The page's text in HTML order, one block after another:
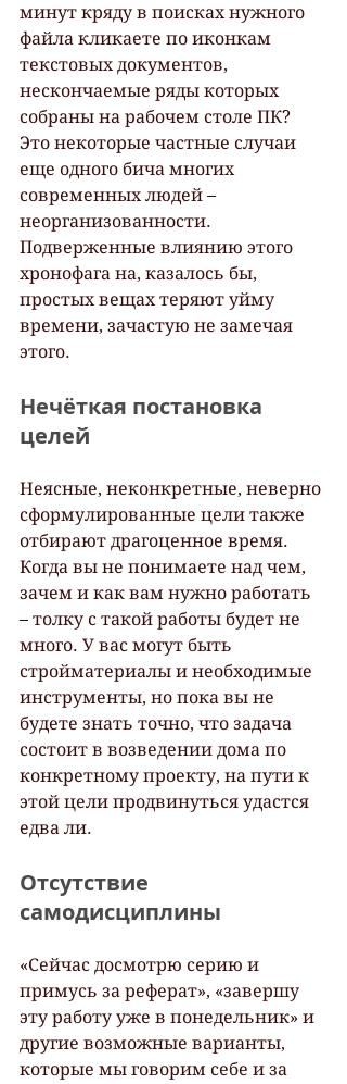
минут кряду в поисках нужного
файла кликаете по иконкам
текстовых документов,
нескончаемые ряды которых
собраны на рабочем столе ПК?
Это некоторые частные случаи
еще одного бича многих
современных людей –
неорганизованности.
Подверженные влиянию этого
хронофага на, казалось бы,
простых вещах теряют уйму
времени, зачастую не замечая
этого.
Нечёткая постановка
целей
Неясные, неконкретные, неверно
сформулированные цели также
отбирают драгоценное время.
Когда вы не понимаете над чем,
зачем и как вам нужно работать
– толку с такой работы будет не
много. У вас могут быть
стройматериалы и необходимые
инструменты, но пока вы не
будете знать точно, что задача
состоит в возведении дома по
конкретному проекту, на пути к
этой цели продвинуться удастся
едва ли.
Отсутствие
самодисциплины
«Сейчас досмотрю серию и
примусь за реферат», «завершу
эту работу уже в понедельник» и
другие возможные варианты,
которые мы говорим себе и за